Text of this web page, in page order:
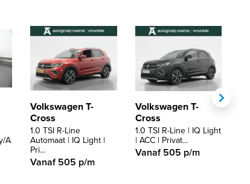
A
Volkswagen T-
Cross
1.0 TSI R-Line
Automaat | IQ Light |
Pri...
Vanaf 505 p/m
Volkswagen T-
Cross
1.0 TSI R-Line | IQ Light
| ACC | Privat...
Vanaf 505 p/m